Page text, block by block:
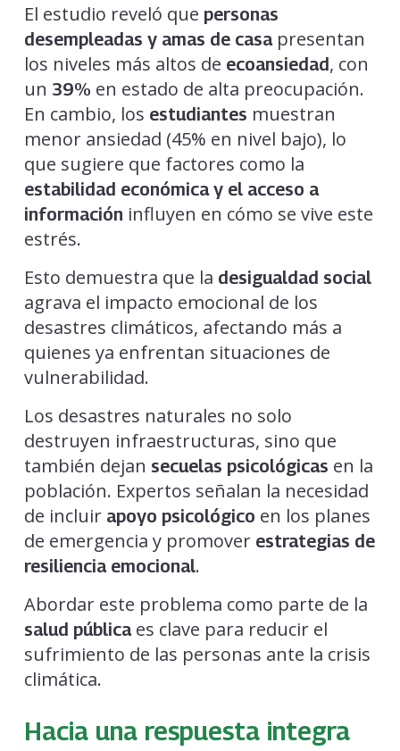
El estudio reveló que personas
desempleadas y amas de casapresentan
los niveles más altos de ecoansiedad, con
un 39% en estado de alta preocupación.
En cambio, los estudiantes muestran
menor ansiedad (45% en nivel bajo), lo
que sugiere que factores como la
estabilidad económica y el acceso a
información influyen en cómo se vive este
estrés.
Esto demuestra que la desigualdad social
agrava el impacto emocional de los
desastres climáticos, afectando más a
quienes ya enfrentan situaciones de
vulnerabilidad.
Los desastres naturales no solo
destruyen infraestructuras, sino que
también dejan secuelas psicológicas en la
población. Expertos señalan la necesidad
de incluir apoyo psicológico en los planes
de emergencia y promover estrategias de
resiliencia emocional.
Abordar este problema como parte de la
salud públicaes clave para reducir el
sufrimiento de las personas ante la crisis
climática.
Hacia una respuesta integra